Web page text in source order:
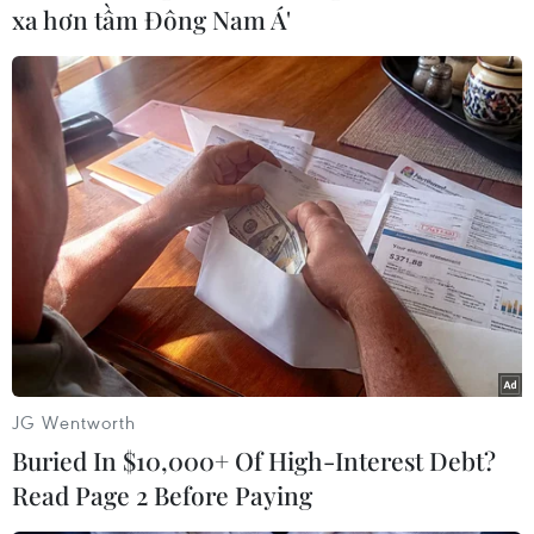
đồng quê xuất sắc "Platinum"
(Nhấp chuột để xem kích thước chuẩn.)
xa hơn tầm Đông Nam Á'
JG Wentworth
Buried In $10,000+ Of High-Interest Debt?
Read Page 2 Before Paying